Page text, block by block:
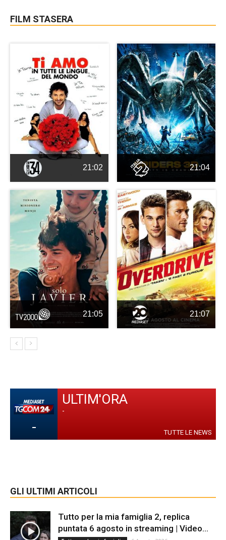
FILM STASERA
21:02 21:04
21:05 21:07
-
ULTIM'ORA
-
TUTTE LE NEWS
GLI ULTIMI ARTICOLI
Tutto per la mia famiglia 2, replica
puntata 6 agosto in streaming | Video...